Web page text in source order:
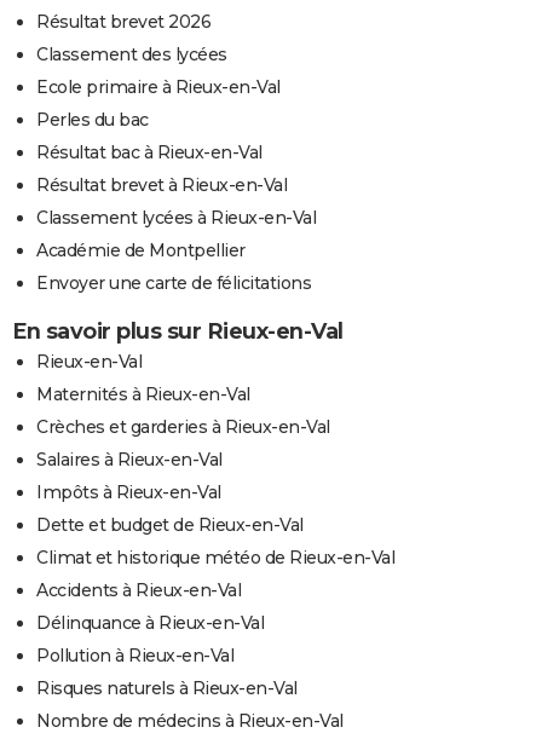
Résultat brevet 2026
Classement des lycées
Ecole primaire à Rieux-en-Val
Perles du bac
Résultat bac à Rieux-en-Val
Résultat brevet à Rieux-en-Val
Classement lycées à Rieux-en-Val
Académie de Montpellier
Envoyer une carte de félicitations
En savoir plus sur Rieux-en-Val
Rieux-en-Val
Maternités à Rieux-en-Val
Crèches et garderies à Rieux-en-Val
Salaires à Rieux-en-Val
Impôts à Rieux-en-Val
Dette et budget de Rieux-en-Val
Climat et historique météo de Rieux-en-Val
Accidents à Rieux-en-Val
Délinquance à Rieux-en-Val
Pollution à Rieux-en-Val
Risques naturels à Rieux-en-Val
Nombre de médecins à Rieux-en-Val